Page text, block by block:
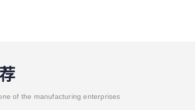
of the manufacturing enterprises